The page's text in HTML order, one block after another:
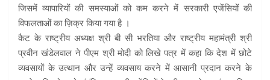
जिसमें व्यापारियों की समस्याओं को कम करने में सरकारी एजेंसियों की
विफलताओं का ज़िक्र किया गया है ।
कैट के राष्ट्रीय अध्यक्ष श्री बी सी भरतिया और राष्ट्रीय महामंत्री श्री
प्रवीन खंडेलवाल ने पीएम श्री मोदी को लिखे पत्र में कहा कि देश में छोटे
व्यवसायों के उत्थान और उन्हें व्यवसाय करने में आसानी प्रदान करने के